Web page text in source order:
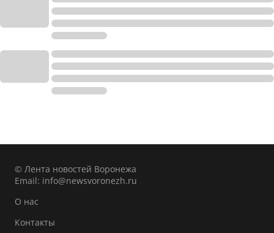
© Лента новостей Воронежа
Email: info@newsvoronezh.ru
О нас
Контакты